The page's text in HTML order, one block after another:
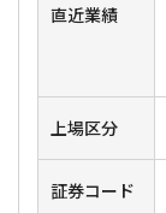
直近業績
上場区分
証券コード